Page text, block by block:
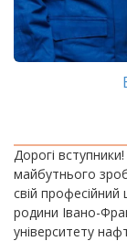
Дорогі
майбутнього
свій професійний
родини Івано-
університету